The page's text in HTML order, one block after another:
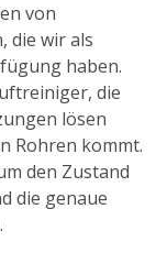
von
die wir als
haben.
die
lösen
Rohren kommt.
den Zustand
die genaue